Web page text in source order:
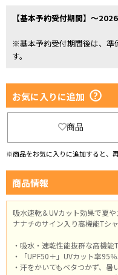
【基本予約受付期間】～
※基本予約受付期間後は、準
す。
お気に入りに追加
商品
※商品をお気に入りに追加すると、
商品情報
吸水速乾＆UVカット効果で夏
ナナチのサイン入り高機能Tシ
・吸水・速乾性能抜群な高機能T
・「UPF50＋」UVカット率95
・汗をかいてもベタつかず、暑